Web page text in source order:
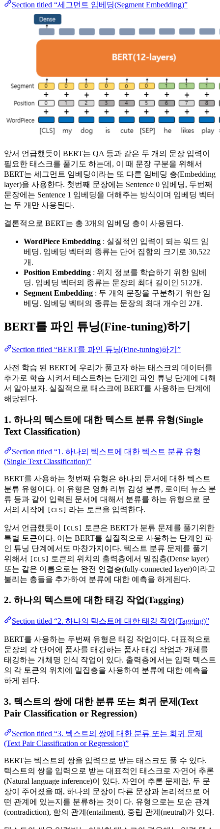
Section titled “세그먼트 임베딩(Segment Embedding)”
앞서 언급했듯이 BERT는 QA 등과 같은 두 개의 문장 입력이
필요한 태스크를 풀기도 하는데, 이 때 문장 구분을 위해서
BERT는 세그먼트 임베딩이라는 또 다른 임베딩 층(Embedding
layer)을 사용한다. 첫번째 문장에는 Sentence 0 임베딩, 두번째
문장에는 Sentence 1 임베딩을 더해주는 방식이며 임베딩 벡터
는 두 개만 사용된다.
결론적으로 BERT는 총 3개의 임베딩 층이 사용된다.
WordPiece Embedding : 실질적인 입력이 되는 워드 임
베딩. 임베딩 벡터의 종류는 단어 집합의 크기로 30,522
개.
Position Embedding : 위치 정보를 학습하기 위한 임베
딩. 임베딩 벡터의 종류는 문장의 최대 길이인 512개.
Segment Embedding : 두 개의 문장을 구분하기 위한 임
베딩. 임베딩 벡터의 종류는 문장의 최대 개수인 2개.
BERT를 파인 튜닝(Fine-tuning)하기
Section titled “BERT를 파인 튜닝(Fine-tuning)하기”
사전 학습 된 BERT에 우리가 풀고자 하는 태스크의 데이터를
추가로 학습 시켜서 테스트하는 단계인 파인 튜닝 단계에 대해
서 알아보자. 실질적으로 태스크에 BERT를 사용하는 단계에
해당된다.
1. 하나의 텍스트에 대한 텍스트 분류 유형(Single
Text Classification)
Section titled “1. 하나의 텍스트에 대한 텍스트 분류 유형
(Single Text Classification)”
BERT를 사용하는 첫번째 유형은 하나의 문서에 대한 텍스트
분류 유형이다. 이 유형은 영화 리뷰 감성 분류, 로이터 뉴스 분
류 등과 같이 입력된 문서에 대해서 분류를 하는 유형으로 문
서의 시작에
[CLS] 라는 토큰을 입력한다.
앞서 언급했듯이 [CLS]
토큰은 BERT가 분류 문제를 풀기위한
특별 토큰이다. 이는 BERT를 실질적으로 사용하는 단계인 파
인 튜닝 단계에서도 마찬가지이다. 텍스트 분류 문제를 풀기
위해서
[CLS]
토큰의 위치의 출력층에서 밀집층(Dense layer)
또는 같은 이름으로는 완전 연결층(fully-connected layer)이라고
불리는 층들을 추가하여 분류에 대한 예측을 하게된다.
2. 하나의 텍스트에 대한 태깅 작업(Tagging)
Section titled “2. 하나의 텍스트에 대한 태깅 작업(Tagging)”
BERT를 사용하는 두번째 유형은 태깅 작업이다. 대표적으로
문장의 각 단어에 품사를 태깅하는 품사 태깅 작업과 개체를
태깅하는 개체명 인식 작업이 있다. 출력층에서는 입력 텍스트
의 각 토큰의 위치에 밀집층을 사용하여 분류에 대한 예측을
하게 된다.
3. 텍스트의 쌍에 대한 분류 또는 회귀 문제(Text
Pair Classification or Regression)
Section titled “3. 텍스트의 쌍에 대한 분류 또는 회귀 문제
(Text Pair Classification or Regression)”
BERT는 텍스트의 쌍을 입력으로 받는 태스크도 풀 수 있다.
텍스트의 쌍을 입력으로 받는 대표적인 태스크로 자연어 추론
(Natural language inference)이 있다. 자연어 추론 문제란, 두 문
장이 주어졌을 때, 하나의 문장이 다른 문장과 논리적으로 어
떤 관계에 있는지를 분류하는 것이 다. 유형으로는 모순 관계
(contradiction), 함의 관계(entailment), 중립 관계(neutral)가 있다.